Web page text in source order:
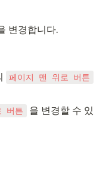
변경합니다.
페이지 맨 위로 버튼
버튼
을 변경할 수 있